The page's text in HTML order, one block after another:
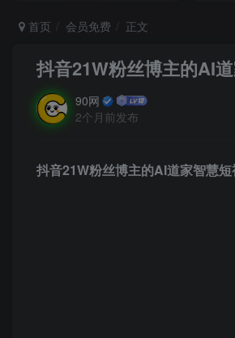
首页 会员免费 正文
抖音21W粉丝博主的AI
90网
2个月前发布
抖音21W粉丝博主的AI道家智慧